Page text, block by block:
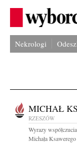
Nekrologi
MICHAŁ
RZESZÓW
Wyrazy
Michała